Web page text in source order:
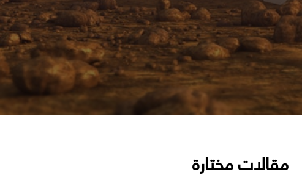
مقالات مختارة